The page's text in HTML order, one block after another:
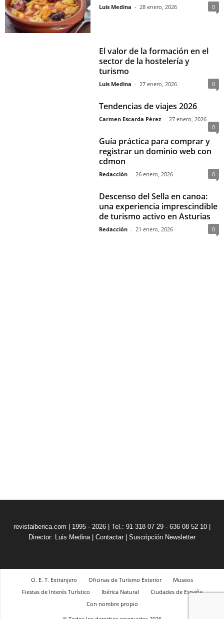
Luis Medina - 28 enero, 2026 0
El valor de la formación en el
sector de la hostelería y
turismo
Luis Medina - 27 enero, 2026 0
Tendencias de viajes 2026
Carmen Escarda Pérez - 27 enero, 2026
0
Guía práctica para comprar y
registrar un dominio web con
cdmon
Redacción - 26 enero, 2026 0
Descenso del Sella en canoa:
una experiencia imprescindible
de turismo activo en Asturias
Redacción - 21 enero, 2026 0
revistaiberica.com | 1995 - 2026 | Tel.: 91 318 07 29 - 636 08 52 10 |
Director: Luis Medina| Contactar Suscripción Newsletter
O. E. T. Extranjero Oficinas de Turismo Exterior
Museos
Fiestas de Interés Turístico
Ibérica Natural
Ciudades de España
Con nombre propio